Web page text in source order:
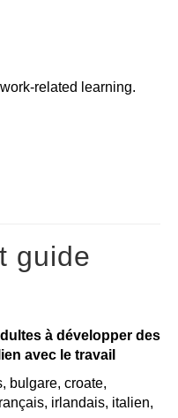
related learning.
guide
à développer des
avec le travail
bulgare, croate,
irlandais, italien,